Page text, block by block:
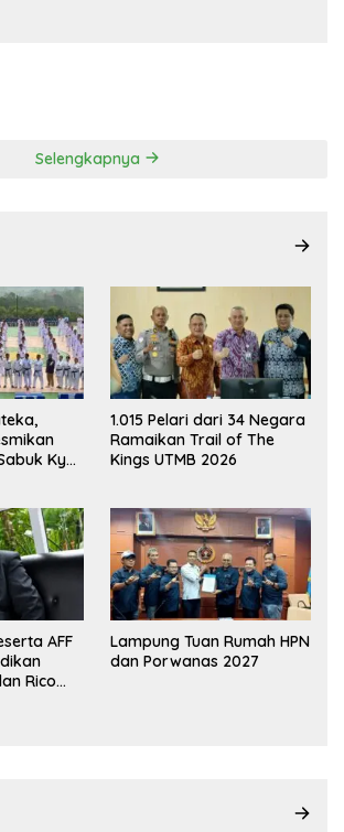
Selengkapnya
Kyu
1.015 Pelari dari 34 Negara
Ramaikan Trail of The
Kings UTMB 2026
AFF
Rico
Lampung Tuan Rumah HPN
dan Porwanas 2027